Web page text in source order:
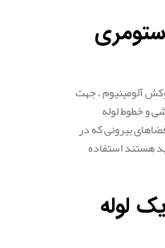
آلومینیوم ، جهت
و خطوط لوله
بیرونی که در
هستند استفاده
لوله